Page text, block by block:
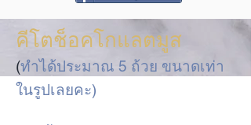
คีโตช็อคโกแลตมูส
(ทำได้ประมาณ 5 ถ้วย ขนาดเท่า
ในรูปเลยคะ)